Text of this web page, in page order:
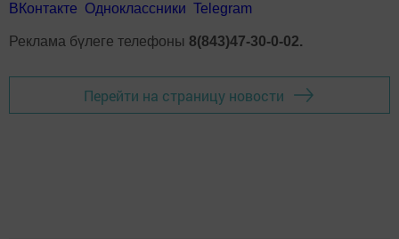
ВКонтакте Одноклассники Telegram
Реклама бүлеге телефоны 8(843)47-30-0-02.
Перейти на страницу новости